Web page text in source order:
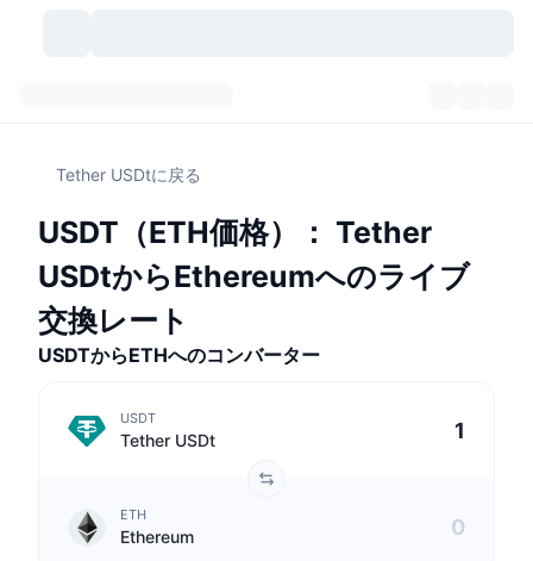
カテゴリー
過去のスナップショット
トークンのロック解除
利回り
市況概要
現物市場
暗号資産の数
ビットコイントレジャリー
取引所の流入/流出
シグナル
人気急上昇
新規
値上がり銘柄
ミームエクスプローラー
トップトレーダー
取引所
中央集権型取引所
現物
デリバティブ
コミュニティ
フィード
トピック
記事一覧
API
DEX API
プロダクト
コンバーター
Tether USDtに戻る
USDT（ETH価格）： Tether
USDtからEthereumへのライブ
交換レート
USDTからETHへのコンバーター
USDT
Tether USDt
ETH
Ethereum